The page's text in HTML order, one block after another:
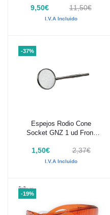
9,50€ 11,50€
I.V.A Incluido
-37%
Añadir al carrito
Espejos Rodio Cone
Socket GNZ 1 ud Front
1,50€ 2,37€
I.V.A Incluido
-19%